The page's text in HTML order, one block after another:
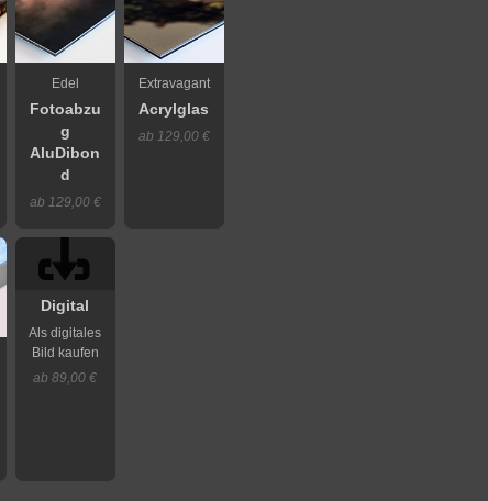
Edel
Fotoabzu
g
AluDibon
d
ab 129,00 €
Extravagant
Acrylglas
ab 129,00 €
Digital
Als digitales
Bild kaufen
ab 89,00 €